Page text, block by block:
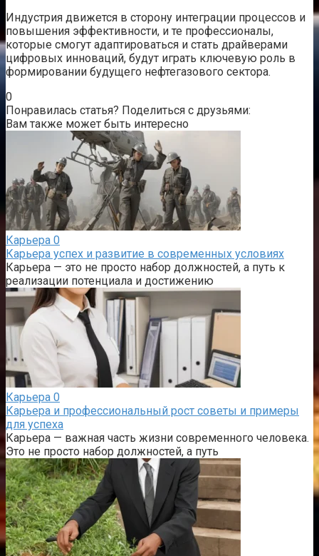
Индустрия движется в сторону интеграции процессов и
повышения эффективности, и те профессионалы,
которые смогут адаптироваться и стать драйверами
цифровых инноваций, будут играть ключевую роль в
формировании будущего нефтегазового сектора.
0
Понравилась статья? Поделиться с друзьями:
Вам также может быть интересно
Карьера 0
Карьера успех и развитие в современных условиях
Карьера — это не просто набор должностей, а путь к
реализации потенциала и достижению
Карьера 0
Карьера и профессиональный рост советы и примеры
для успеха
Карьера — важная часть жизни современного человека.
Это не просто набор должностей, а путь